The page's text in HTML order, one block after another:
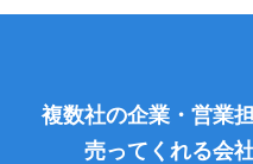
複数社の企業・営業
売ってくれる会